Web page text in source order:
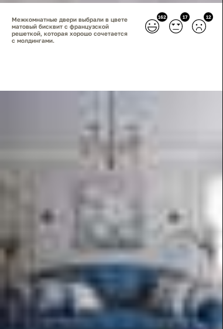
162 17 12
Межкомнатные двери выбрали в цвете
матовый бисквит с французской
решеткой, которая хорошо сочетается
с молдингами.